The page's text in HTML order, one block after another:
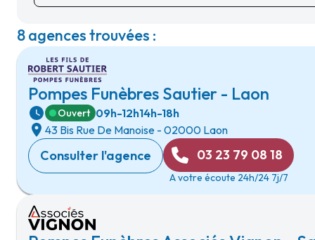
8 agences trouvées :
Pompes Funèbres Sautier - Laon
Ouvert 09h-12h14h-18h
43 Bis Rue De Manoise - 02000 Laon
Consulter l'agence 03 23 79 08 18
A votre écoute 24h/24 7j/7